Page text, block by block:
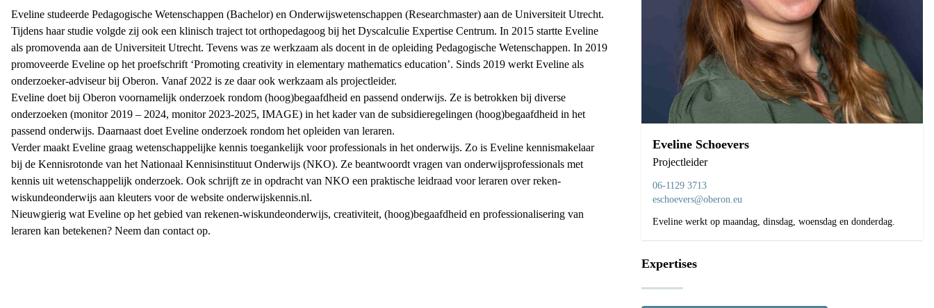
Eveline studeerde Pedagogische Wetenschappen (Bachelor) en Onderwijswetenschappen (Researchmaster) aan de Universiteit Utrecht.
Tijdens haar studie volgde zij ook een klinisch traject tot orthopedagoog bij het Dyscalculie Expertise Centrum. In 2015 startte Eveline
als promovenda aan de Universiteit Utrecht. Tevens was ze werkzaam als docent in de opleiding Pedagogische Wetenschappen. In 2019
promoveerde Eveline op het proefschrift ‘Promoting creativity in elementary mathematics education’. Sinds 2019 werkt Eveline als
onderzoeker-adviseur bij Oberon. Vanaf 2022 is ze daar ook werkzaam als projectleider.
Eveline doet bij Oberon voornamelijk onderzoek rondom (hoog)begaafdheid en passend onderwijs. Ze is betrokken bij diverse
onderzoeken (monitor 2019 – 2024, monitor 2023-2025, IMAGE) in het kader van de subsidieregelingen (hoog)begaafdheid in het
passend onderwijs. Daarnaast doet Eveline onderzoek rondom het opleiden van leraren.
Verder maakt Eveline graag wetenschappelijke kennis toegankelijk voor professionals in het onderwijs. Zo is Eveline kennismakelaar
bij de Kennisrotonde van het Nationaal Kennisinstituut Onderwijs (NKO). Ze beantwoordt vragen van onderwijsprofessionals met
kennis uit wetenschappelijk onderzoek. Ook schrijft ze in opdracht van NKO een praktische leidraad voor leraren over reken-
wiskundeonderwijs aan kleuters voor de website onderwijskennis.nl.
Nieuwgierig wat Eveline op het gebied van rekenen-wiskundeonderwijs, creativiteit, (hoog)begaafdheid en professionalisering van
leraren kan betekenen? Neem dan contact op.
Eveline Schoevers
Projectleider
06-1129 3713
eschoevers@oberon.eu
Eveline werkt op maandag, dinsdag, woensdag en donderdag.
Expertises